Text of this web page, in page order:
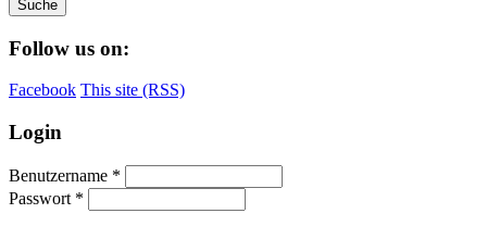
Follow us on:
Facebook This site (RSS)
Login
Benutzername *
Passwort *